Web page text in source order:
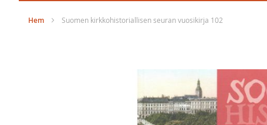
Hem Suomen kirkkohistoriallisen seuran vuosikirja 102